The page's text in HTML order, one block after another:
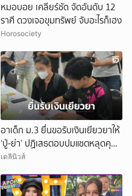
หมอบอย เคลียร์ชัด จัดอันดับ 12
ราศี ดวงเจอขุมทรัพย์ จับอะไรก็เฮง
Horosociety
อาเด็ก ม.3 ยื่นขอรับเงินเยียวยาให้
‘ปู่-ย่า’ ปฏิเสธตอบปมแชตหลุดคุย
แม่ ‘ถูกกลั่นแกล้ง’
เดลินิวส์